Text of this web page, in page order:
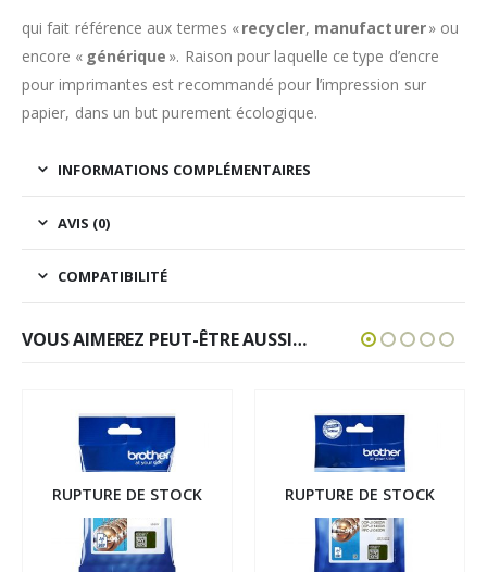
qui fait référence aux termes «recycler, manufacturer» ou
encore « générique ». Raison pour laquelle ce type d’encre
pour imprimantes est recommandé pour l’impression sur
papier, dans un but purement écologique.
INFORMATIONS COMPLÉMENTAIRES
AVIS (0)
COMPATIBILITÉ
VOUS AIMEREZ PEUT-ÊTRE AUSSI…
RUPTURE DE STOCK RUPTURE DE STOCK